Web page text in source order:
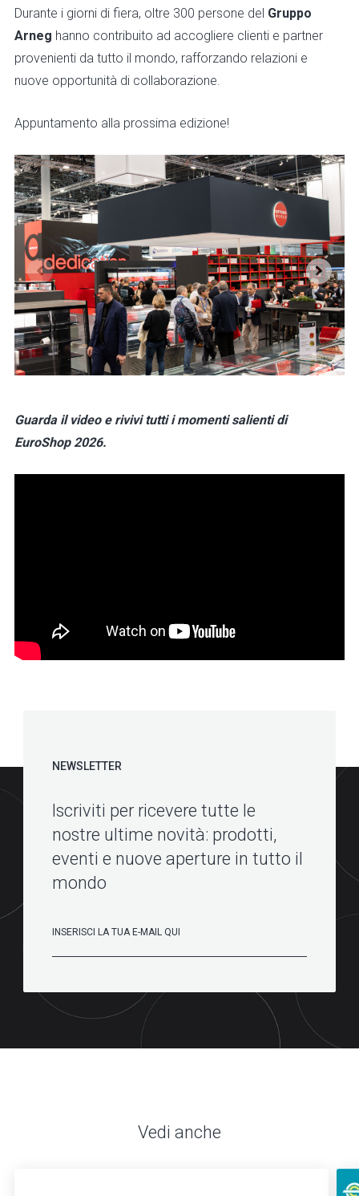
Durante i giorni di fiera, oltre 300 persone del Gruppo
Arneg hanno contribuito ad accogliere clienti e partner
provenienti da tutto il mondo, rafforzando relazioni e
nuove opportunità di collaborazione.
Appuntamento alla prossima edizione!
Guarda il video e rivivi tutti i momenti salienti di
EuroShop 2026.
NEWSLETTER
Iscriviti per ricevere tutte le
nostre ultime novità: prodotti,
eventi e nuove aperture in tutto il
mondo
Vedi anche